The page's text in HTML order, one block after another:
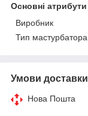
Основні атрибути
Виробник
Тип мастурбатора
Умови доставки
Нова Пошта